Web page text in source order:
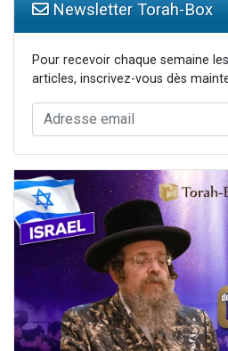
Newsletter Torah-Box
Pour recevoir chaque semaine
articles, inscrivez-vous dès